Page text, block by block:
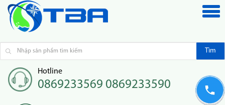
Tìm
Hotline
0869233569 0869233590